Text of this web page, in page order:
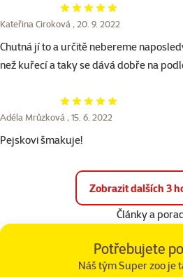
Hodnocení 100%
Kateřina Ciroková , 20. 9. 2022
Chutná jí to a určitě nebereme
než kuřecí a taky se dává dobře na
Hodnocení 100%
Adéla Mrůzková , 15. 6. 2022
Pejskovi šmakuje!
Zobrazit dalších 3
Články a
Potřebujete
Náš tým Super zoo je